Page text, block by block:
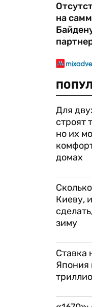
на
Для
строят
но их
домах
Киеву,
зиму
Ставка
Япония